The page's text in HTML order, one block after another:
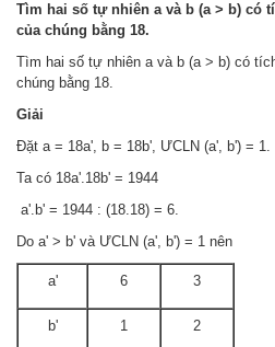
Tìm hai số tự nhiên a và b (a > b) có
của chúng bằng 18.
Tìm hai số tự nhiên a và b (a > b) có
chúng bằng 18.
Giải
Đặt a = 18a', b = 18b', ƯCLN (a', b') = 1.
Ta có 18a'.18b' = 1944
a'.b' = 1944 : (18.18) = 6.
Do a' > b' và ƯCLN (a', b') = 1 nên
a' 6 3
b' 1 2